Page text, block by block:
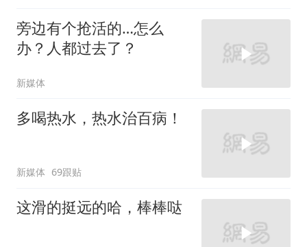
旁边有个抢活的…怎么
办？人都过去了？
新媒体
多喝热水，热水治百病！
新媒体 69跟贴
这滑的挺远的哈，棒棒哒